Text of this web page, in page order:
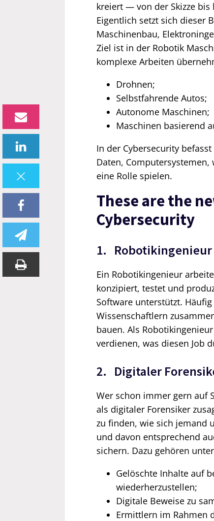
kreiert — von der Skizze
Eigentlich setzt sich dieser
Maschinenbau,
Ziel ist in der Robotik
komplexe Arbeiten
Drohnen;
Selbstfahrende Autos;
Autonome Maschinen;
Maschinen basierend
In der Cybersecurity
Daten,
eine Rolle spielen.
These are the
Cybersecurity
1. Robotikingenieur
Ein Robotikingenieur
konzipiert, testet und
Software unterstützt.
Wissenschaftlern
bauen. Als
verdienen, was diesen Job
2. Digitaler
Wer schon immer gern auf
als digitaler Forensiker
zu finden, wie sich jemand
und davon entsprechend
sichern. Dazu gehören
Gelöschte Inhalte auf
wiederherzustellen;
Digitale Beweise zu
Ermittlern im Rahmen